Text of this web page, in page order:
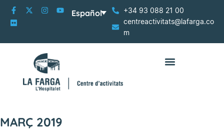
+34 93 088 21 00
centreactivitats@lafarga.co
m
Español
MARÇ 2019